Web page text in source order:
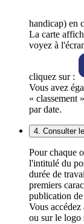
handicap) en
La carte
voyez à
cliquez sur :
Vous avez
« classement
par date.
4. Consulter
Pour chaque
l'intitulé du
durée de
premiers
publication
Vous
ou sur le logo